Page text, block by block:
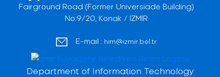
Fairground Road (Former Universiade Building)
No:9/20, Konak / İZMİR
E-mail : him@izmir.bel.tr
Department of Information Technology